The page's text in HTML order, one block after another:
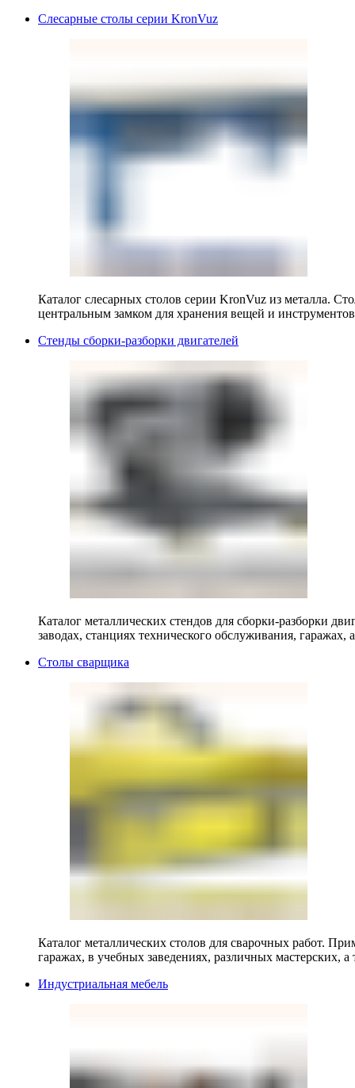
Слесарные столы серии KronVuz
Каталог слесарных столов серии KronVuz из металла.
центральным замком для хранения вещей и
Стенды сборки-разборки двигателей
Каталог металлических стендов для сборки-разборки
заводах, станциях технического обслуживания, гаражах,
Столы сварщика
Каталог металлических столов для сварочных работ.
гаражах, в учебных заведениях, различных мастерских, а
Индустриальная мебель